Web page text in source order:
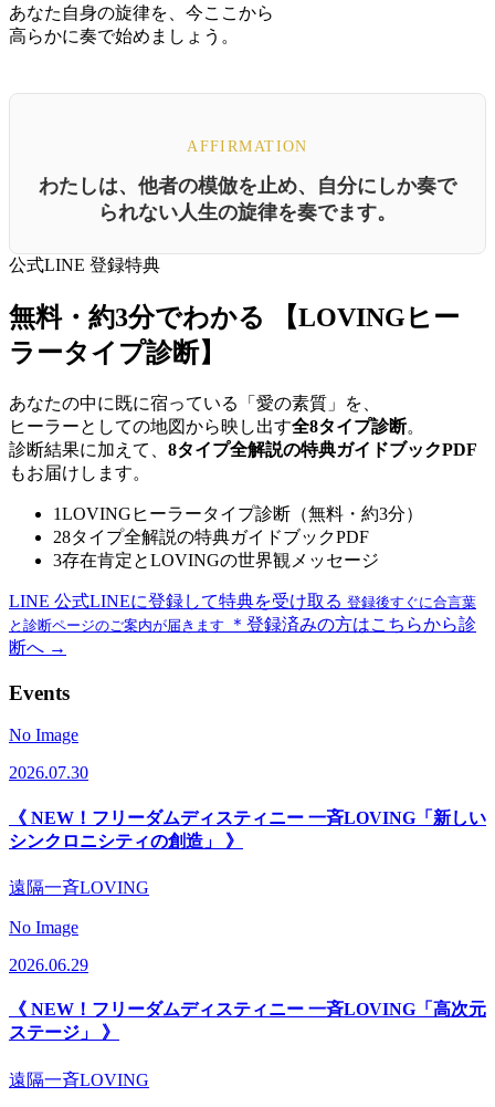
あなた自身の旋律を、今ここから
高らかに奏で始めましょう。
AFFIRMATION
わたしは、他者の模倣を止め、自分にしか奏で
られない人生の旋律を奏でます。
公式LINE 登録特典
無料・約3分でわかる
【LOVINGヒー
ラータイプ診断】
あなたの中に既に宿っている「愛の素質」を、
ヒーラーとしての地図から映し出す全8タイプ診断。
診断結果に加えて、 8タイプ全解説の特典ガイドブックPDF
もお届けします。
1LOVINGヒーラータイプ診断（無料・約3分）
28タイプ全解説の特典ガイドブックPDF
3存在肯定とLOVINGの世界観メッセージ
LINE 公式LINEに登録して特典を受け取る 登録後すぐに合言葉
と診断ページのご案内が届きます
＊登録済みの方はこちらから診
断へ →
Events
No Image
2026.07.30
《 NEW！フリーダムディスティニー 一斉LOVING「新しい
シンクロニシティの創造」 》
遠隔一斉LOVING
No Image
2026.06.29
《 NEW！フリーダムディスティニー 一斉LOVING「高次元
ステージ」 》
遠隔一斉LOVING